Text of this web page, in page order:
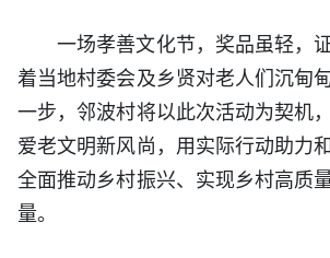
一场孝善文化节，奖品虽轻，
着当地村委会及乡贤对老人们沉甸
一步，邻波村将以此次活动为契机
爱老文明新风尚，用实际行动助力
全面推动乡村振兴、实现乡村高质
量。